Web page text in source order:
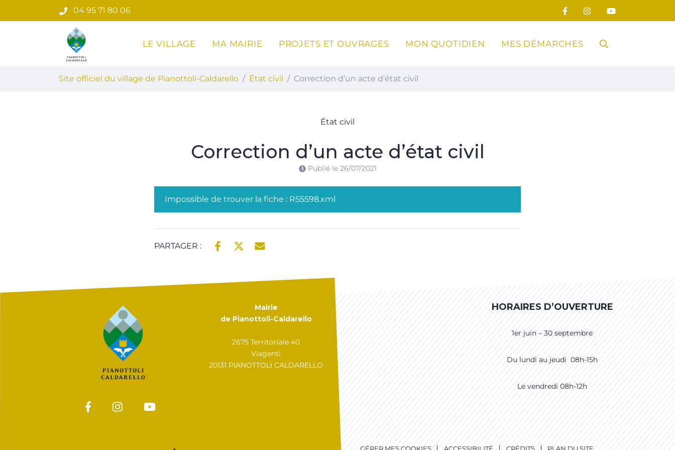
au
04 95 71 80 06
Site officiel du village de Pianottoli-Caldarello
LE VILLAGE MA MAIRIE PROJETS ET OUVRAGES MON QUOTIDIEN MES DÉMARCHES RECHERCHE
Site officiel du village de Pianottoli-Caldarello État civil Correction d’un acte d’état civil
État civil
Correction d’un acte d’état civil
Publié le 26/07/2021
Impossible de trouver la fiche : R55598.xml
PARTAGER :
Mairie
de Pianottoli-Caldarello
2675 Territoriale 40
Viagenti
20131 PIANOTTOLI CALDARELLO
HORAIRES D’OUVERTURE
1er juin – 30 septembre
Du lundi au jeudi 08h-15h
Le vendredi 08h-12h